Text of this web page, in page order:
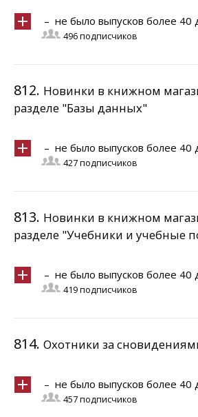
– не было выпусков более 40
496 подписчиков
812. Новинки в книжном
разделе "Базы данных"
– не было выпусков более 40
427 подписчиков
813. Новинки в книжном
разделе "Учебники и учебные
– не было выпусков более 40
419 подписчиков
814. Охотники за
– не было выпусков более 40
457 подписчиков